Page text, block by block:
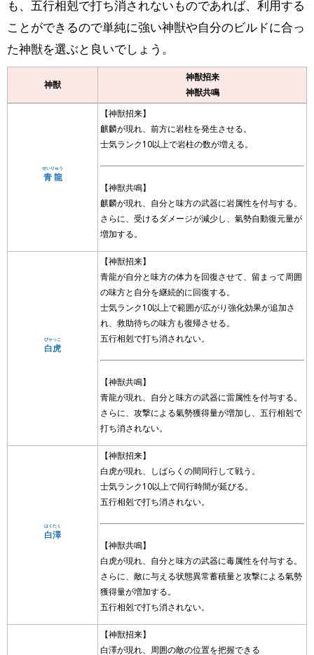
も、五行相剋で打ち消されないものであれば、利用する
ことができるので単純に強い神獣や自分のビルドに合っ
た神獣を選ぶと良いでしょう。
神獣
神獣招来
神獣共鳴
青龍
せいりゅう
【神獣招来】
麒麟が現れ、前方に岩柱を発生させる。
士気ランク10以上で岩柱の数が増える。
【神獣共鳴】
麒麟が現れ、自分と味方の武器に岩属性を付与する。
さらに、受けるダメージが減少し、氣勢自動復元量が
増加する。
白虎
びゃっこ
【神獣招来】
青龍が自分と味方の体力を回復させて、留まって周囲
の味方と自分を継続的に回復する。
士気ランク10以上で範囲が広がり強化効果が追加さ
れ、救助待ちの味方も復帰させる。
五行相剋で打ち消されない。
【神獣共鳴】
青龍が現れ、自分と味方の武器に雷属性を付与する。
さらに、攻撃による氣勢獲得量が増加し、五行相剋で
打ち消されない。
白澤
はくたく
【神獣招来】
白虎が現れ、しばらくの間同行して戦う。
士気ランク10以上で同行時間が延びる。
五行相剋で打ち消されない。
【神獣共鳴】
白虎が現れ、自分と味方の武器に毒属性を付与する。
さらに、敵に与える状態異常蓄積量と攻撃による氣勢
獲得量が増加する。
五行相剋で打ち消されない。
【神獣招来】
白澤が現れ、周囲の敵の位置を把握できる